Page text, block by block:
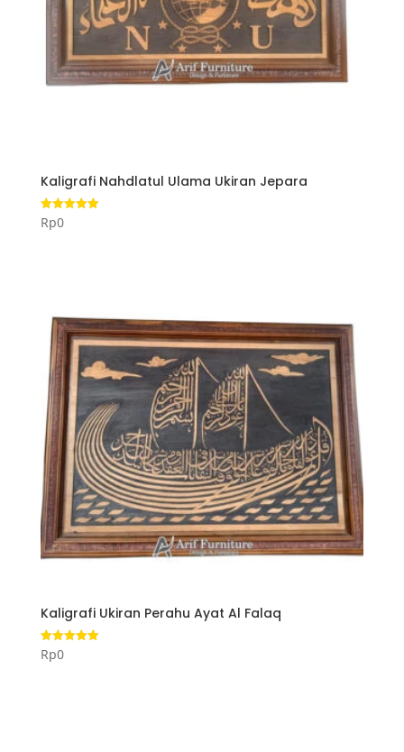
Kaligrafi Nahdlatul Ulama Ukiran Jepara
Dinilai
5.00
Rp0
Kaligrafi Ukiran Perahu Ayat Al Falaq
Dinilai
5.00
Rp0